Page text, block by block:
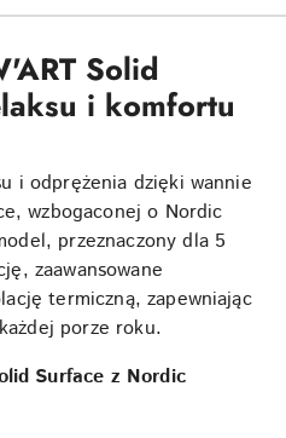
Solid
i komfortu
i odprężenia dzięki wannie
wzbogaconej o Nordic
przeznaczony dla 5
zaawansowane
termiczną, zapewniając
porze roku.
Surface z Nordic